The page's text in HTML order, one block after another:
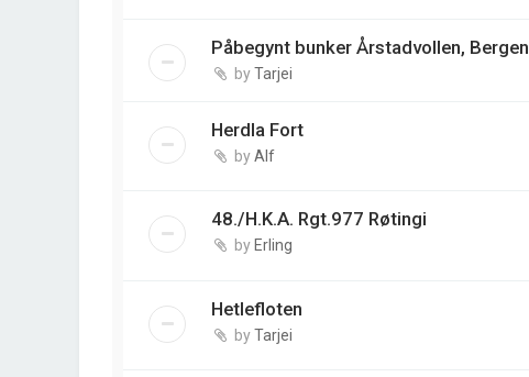
Påbegynt bunker Årstadvollen, Bergen
byTarjei
Herdla Fort
byAlf
48./H.K.A. Rgt.977 Røtingi
by Erling
Hetlefloten
byTarjei